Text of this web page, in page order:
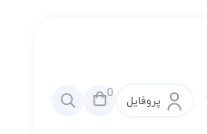
پروفایل
0